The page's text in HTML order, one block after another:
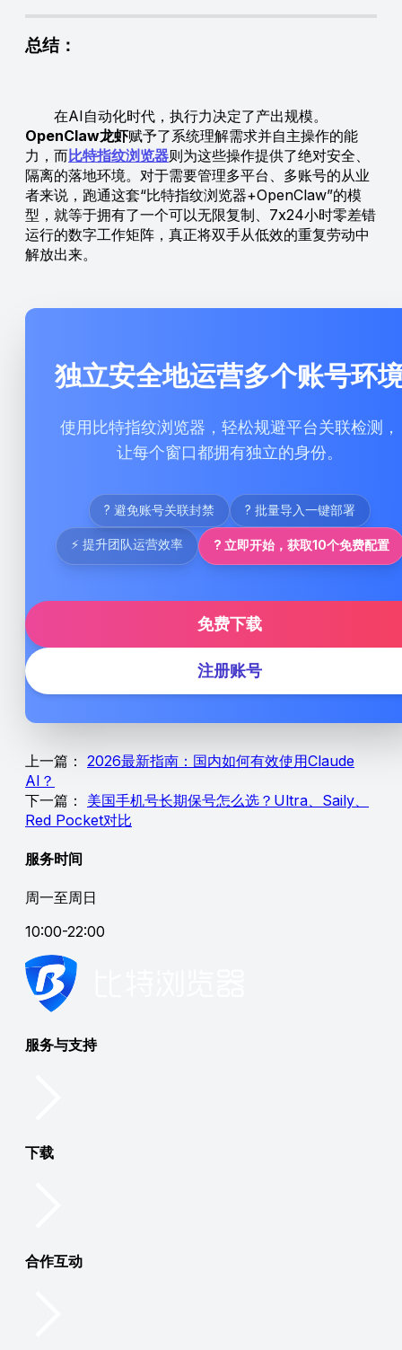
总结：
在AI自动化时代，执行力决定了产出规模。
OpenClaw龙虾赋予了系统理解需求并自主操作的能
力，而比特指纹浏览器则为这些操作提供了绝对安全、
隔离的落地环境。对于需要管理多平台、多账号的从业
者来说，跑通这套“比特指纹浏览器+OpenClaw”的模
型，就等于拥有了一个可以无限复制、7x24小时零差错
运行的数字工作矩阵，真正将双手从低效的重复劳动中
解放出来。
独立安全地运营多个账号环
使用比特指纹浏览器，轻松规避平台关联检测，
让每个窗口都拥有独立的身份。
? 避免账号关联封禁 ? 批量导入一键部署
⚡ 提升团队运营效率 ? 立即开始，获取10个免费配置
免费下载
注册账号
上一篇： 2026最新指南：国内如何有效使用Claude
AI？
下一篇： 美国手机号长期保号怎么选？Ultra、Saily、
Red Pocket对比
服务时间
周一至周日
10:00-22:00
服务与支持
下载
合作互动